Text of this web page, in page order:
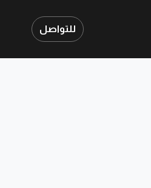
للتواصل